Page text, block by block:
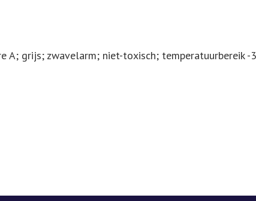
24
A; grijs; zwavelarm; niet-toxisch; temperatuurbereik